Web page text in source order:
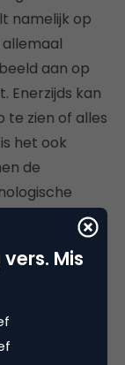
namelijk op
aan op
Enerzijds kan
te zien of alles
het ook
de
Mis